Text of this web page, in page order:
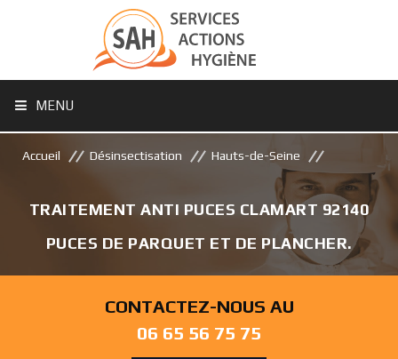
MENU
Accueil Désinsectisation Hauts-de-Seine
TRAITEMENT ANTI PUCES CLAMART 92140
PUCES DE PARQUET ET DE PLANCHER.
CONTACTEZ-NOUS AU
06 65 56 75 75